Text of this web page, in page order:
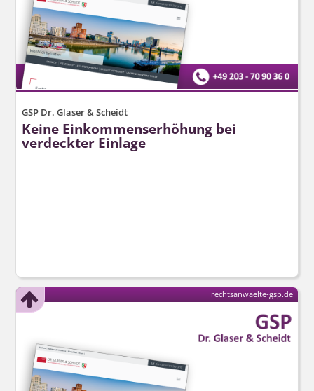
GSP Dr. Glaser & Scheidt
Keine Einkommenserhöhung bei
verdeckter Einlage
rechtsanwaelte-gsp.de